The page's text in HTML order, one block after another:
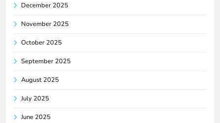
December 2025
November 2025
October 2025
September 2025
August 2025
July 2025
June 2025